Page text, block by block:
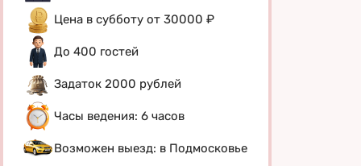
Цена в субботу от 30000 ₽
До 400 гостей
Задаток 2000 рублей
Часы ведения: 6 часов
Возможен выезд: в Подмосковье